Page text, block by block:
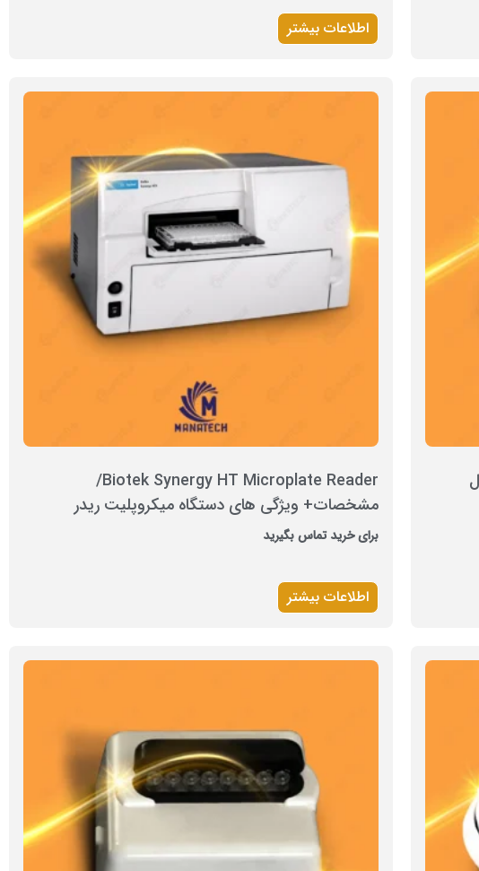
اطلاعات بیشتر
Biotek Synergy HT Microplate Reader/
مشخصات+ ویژگی های دستگاه میکروپلیت ریدر
برای خرید تماس بگیرید
اطلاعات بیشتر